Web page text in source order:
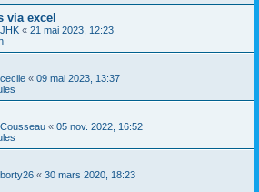
via excel
JHK « 21 mai 2023, 12:23
cecile « 09 mai 2023, 13:37
Cousseau « 05 nov. 2022, 16:52
borty26 « 30 mars 2020, 18:23